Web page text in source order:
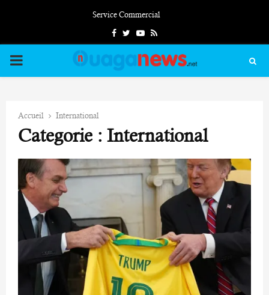
Service Commercial
FacebookTwitterYoutube
Rss
PRIMARY
Accueil International
Categorie : International